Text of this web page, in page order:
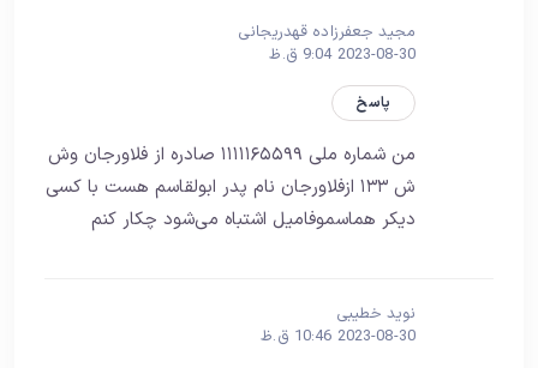
مجید جعفرزاده قهدریجانی
2023-08-30 9:04 ق.ظ
پاسخ
من شماره ملی ۱۱۱۱۱۶۵۵۹۹ صادره از فلاورجان وش
ش ۱۳۳ ازفلاورجان نام پدر ابولقاسم هست با کسی
دیکر هماسموفامیل اشتباه می‌شود چکار کنم
نوید خطیبی
2023-08-30 10:46 ق.ظ